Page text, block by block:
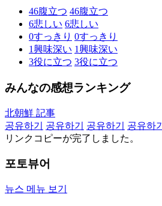
46腹立つ 46腹立つ
6悲しい 6悲しい
0すっきり 0すっきり
1興味深い 1興味深い
3役に立つ 3役に立つ
みんなの感想ランキング
北朝鮮 記事
공유하기
공유하기 공유하기 공유하기
リンクコピーが完了しました。
포토뷰어
뉴스 메뉴 보기